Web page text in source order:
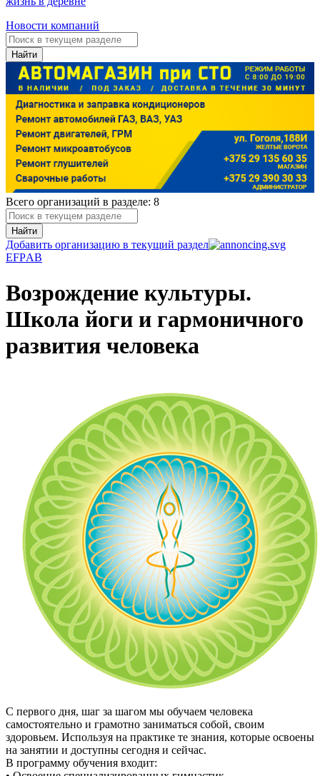
Новости компаний
Найти
Всего организаций в разделе: 8
Найти
Добавить организацию в текущий раздел
EFPАВ
Возрождение культуры.
Школа йоги и гармоничного
развития человека
С первого дня, шаг за шагом мы обучаем человека
самостоятельно и грамотно заниматься собой, своим
здоровьем. Используя на практике те знания, которые освоены
на занятии и доступны сегодня и сейчас.
В программу обучения входит: